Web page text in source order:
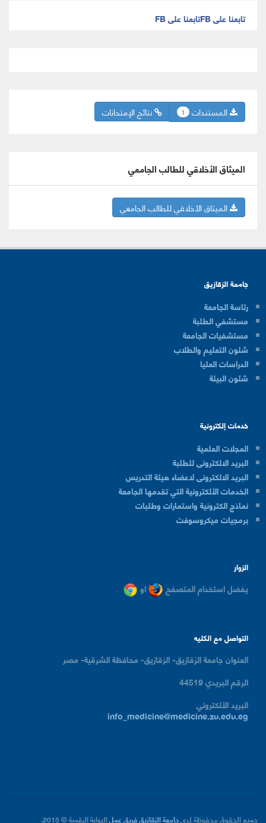
تابعنا على FB تابعنا على FB
نتائج الإمتحانات المستندات 1
الميثاق الأخلاقي للطالب الجامعي
الميثاق الأخلاقي للطالب الجامعي
جامعة الزقازيق
رئاسة الجامعة
مستشفي الطلبة
مستشفيات الجامعة
شئون التعليم والطلاب
الدراسات العليا
شئون البيئة
خدمات إلكترونية
المجلات العلمية
البريد الالكترونى للطلبة
البريد الالكترونى لاعضاء هيئة التدريس
الخدمات الألكترونية التي تقدمها الجامعة
نماذج الكترونية واستمارات وطلبات
برمجيات ميكروسوفت
الزوار
يفضل استخدام المتصفح او
التواصل مع الكليه
العنوان جامعة الزقازيق- الزقازيق- محافظة الشرقية- مصر
الرقم البريدي44519
البريد الألكتروني
info_medicine@medicine.zu.edu.eg
جميع الحقوق محفوظة لدىجامعة الزقازيقفريق عملالبوابة الرقمية© 2015.